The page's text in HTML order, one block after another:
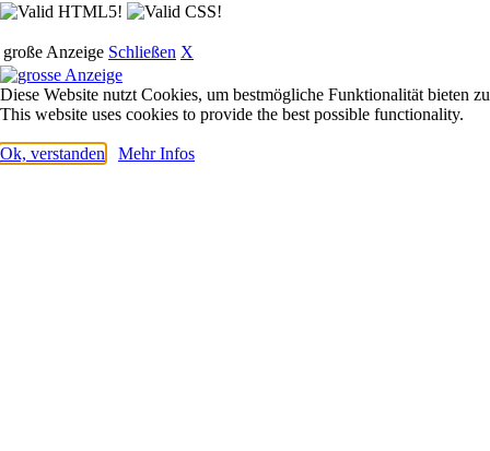
große Anzeige Schließen X
Diese Website nutzt Cookies, um bestmögliche Funktionalität bieten
This website uses cookies to provide the best possible functionality.
Ok, verstanden Mehr Infos